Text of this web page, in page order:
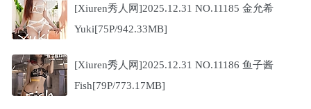
[Xiuren秀人网]2025.12.31 NO.11185 金允希
Yuki[75P/942.33MB]
[Xiuren秀人网]2025.12.31 NO.11186 鱼子酱
Fish[79P/773.17MB]